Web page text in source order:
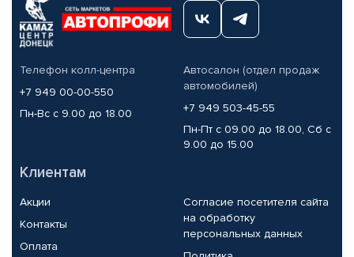
Телефон колл-центра
+7 949 00-00-550
Пн-Вс с 9.00 до 18.00
Автосалон (отдел продаж
автомобилей)
+7 949 503-45-55
Пн-Пт с 09.00 до 18.00, Сб с
9.00 до 15.00
Клиентам
Акции
Контакты
Оплата
Согласие посетителя сайта
на обработку
персональных данных